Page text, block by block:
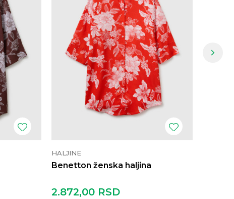
HALJINE
Benetton ženska haljina
2.872,00 RSD